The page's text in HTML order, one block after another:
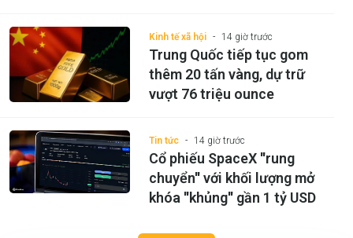
Kinh tế xã hội 14 giờ trước
Trung Quốc tiếp tục gom
thêm 20 tấn vàng, dự trữ
vượt 76 triệu ounce
Tin tức 14 giờ trước
Cổ phiếu SpaceX ''rung
chuyển'' với khối lượng mở
khóa ''khủng'' gần 1 tỷ USD